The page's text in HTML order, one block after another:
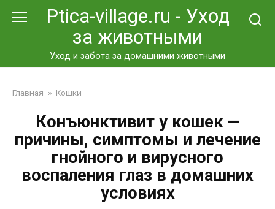
Ptica-village.ru - Уход
за животными
Уход и забота за домашними животными
Главная » Кошки
Конъюнктивит у кошек —
причины, симптомы и лечение
гнойного и вирусного
воспаления глаз в домашних
условиях